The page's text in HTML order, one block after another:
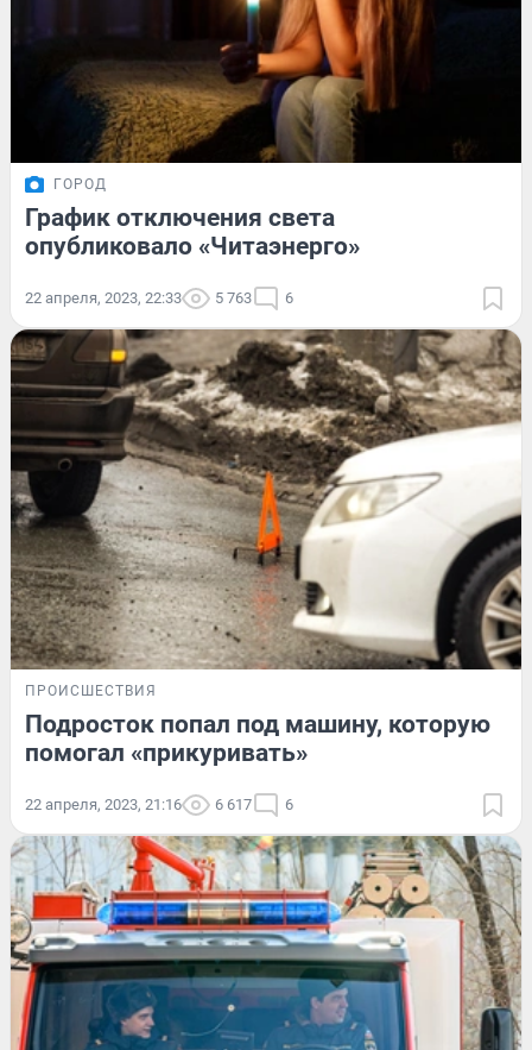
ГОРОД
График отключения света
опубликовало «Читаэнерго»
22 апреля, 2023, 22:33 5 763 6
ПРОИСШЕСТВИЯ
Подросток попал под машину, которую
помогал «прикуривать»
22 апреля, 2023, 21:16 6 617 6